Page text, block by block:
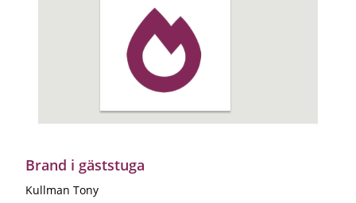
Brand i gäststuga
Kullman Tony